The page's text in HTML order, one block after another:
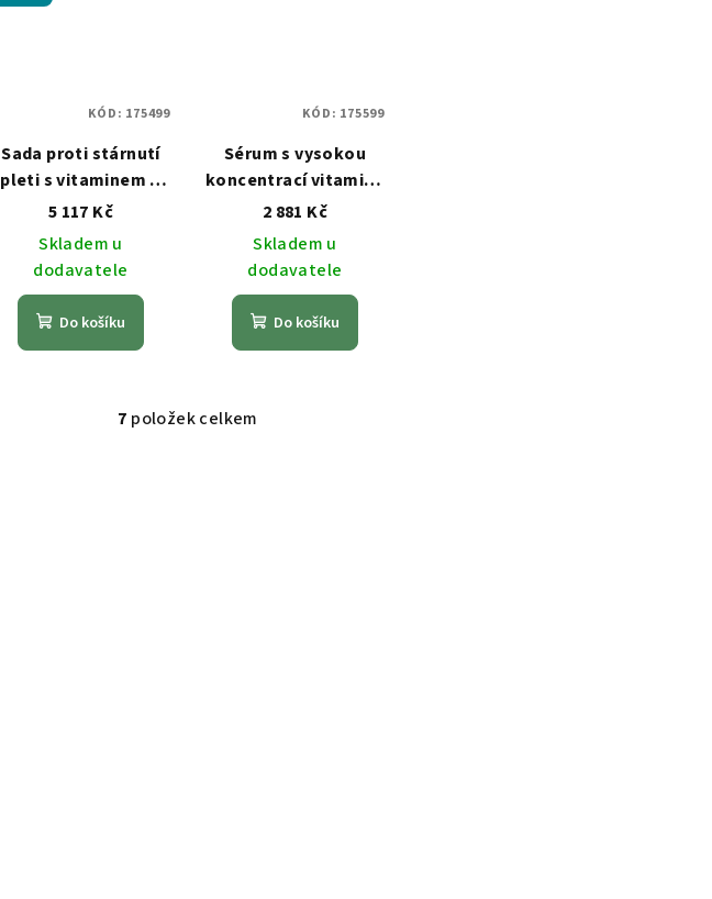
Sada proti stárnutí
pleti s vitaminem C
Holy Land C THE
SUCCESS
5 117 Kč
Skladem u
dodavatele
Do košíku
KÓD: 175499
Sérum s vysokou
koncentrací vitaminu
C Holy Land 30ml C
THE SUCCESS
2 881 Kč
Skladem u
dodavatele
Do košíku
KÓD: 175599
O
7 položek celkem